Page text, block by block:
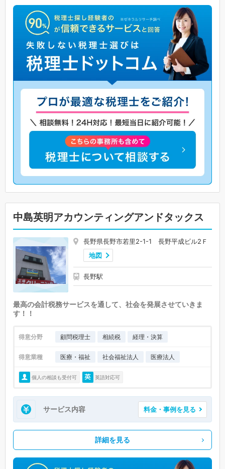
中島英明アカウンティングアンドタックス
長野県長野市若里2-1-1 長野平成ビル2Ｆ
地図
長野駅
最高の会計税務サービスを通して、社会を発展させていきま
す！！
得意分野 顧問税理士 相続税 経理・決算
得意業種 医療・福祉 社会福祉法人 医療法人
個人の相談も受付可 英語対応可
サービス内容 料金・事例を見る
詳細を見る